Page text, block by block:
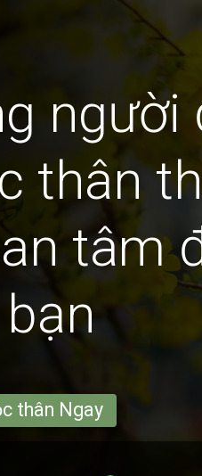
người
thân
tâm
thân Ngay